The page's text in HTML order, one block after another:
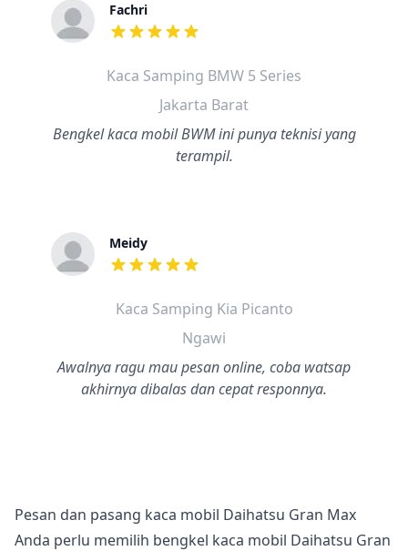
Fachri
dari ulasan adalah bintang lima
Kaca Samping BMW 5 Series
Jakarta Barat
Bengkel kaca mobil BWM ini punya teknisi yang
terampil.
Meidy
dari ulasan adalah bintang lima
Kaca Samping Kia Picanto
Ngawi
Awalnya ragu mau pesan online, coba watsap
akhirnya dibalas dan cepat responnya.
Pesan dan pasang kaca mobil Daihatsu Gran Max
Anda perlu memilih bengkel kaca mobil Daihatsu Gran